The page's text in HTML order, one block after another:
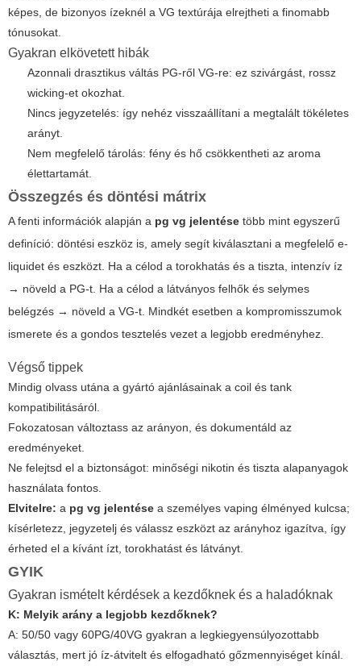
képes, de bizonyos ízeknél a VG textúrája elrejtheti a finomabb
tónusokat.
Gyakran elkövetett hibák
Azonnali drasztikus váltás PG-ről VG-re: ez szivárgást, rossz
wicking-et okozhat.
Nincs jegyzetelés: így nehéz visszaállítani a megtalált tökéletes
arányt.
Nem megfelelő tárolás: fény és hő csökkentheti az aroma
élettartamát.
Összegzés és döntési mátrix
A fenti információk alapján a pg vg jelentése több mint egyszerű
definíció: döntési eszköz is, amely segít kiválasztani a megfelelő e-
liquidet és eszközt. Ha a célod a torokhatás és a tiszta, intenzív íz
→ növeld a PG-t. Ha a célod a látványos felhők és selymes
belégzés → növeld a VG-t. Mindkét esetben a kompromisszumok
ismerete és a gondos tesztelés vezet a legjobb eredményhez.
Végső tippek
Mindig olvass utána a gyártó ajánlásainak a coil és tank
kompatibilitásáról.
Fokozatosan változtass az arányon, és dokumentáld az
eredményeket.
Ne felejtsd el a biztonságot: minőségi nikotin és tiszta alapanyagok
használata fontos.
Elvitelre: a pg vg jelentése a személyes vaping élményed kulcsa;
kísérletezz, jegyzetelj és válassz eszközt az arányhoz igazítva, így
érheted el a kívánt ízt, torokhatást és látványt.
GYIK
Gyakran ismételt kérdések a kezdőknek és a haladóknak
K: Melyik arány a legjobb kezdőknek?
A: 50/50 vagy 60PG/40VG gyakran a legkiegyensúlyozottabb
választás, mert jó íz-átvitelt és elfogadható gőzmennyiséget kínál.